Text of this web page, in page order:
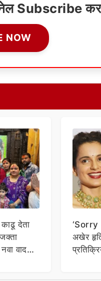
Subscribe
NOW
काढू देता
वाद;
‘Sorry
अखेर